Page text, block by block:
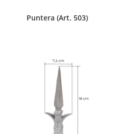
Puntera (Art. 503)